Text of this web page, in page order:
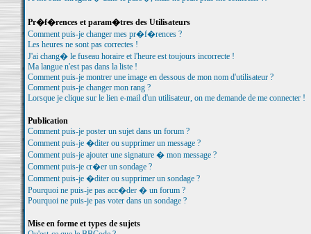
Pr�f�rences et param�tres des Utilisateurs
Comment puis-je changer mes pr�f�rences ?
Les heures ne sont pas correctes !
J'ai chang� le fuseau horaire et l'heure est toujours incorrecte !
Ma langue n'est pas dans la liste !
Comment puis-je montrer une image en dessous de mon nom d'utilisateur ?
Comment puis-je changer mon rang ?
Lorsque je clique sur le lien e-mail d'un utilisateur, on me demande de me connecter !
Publication
Comment puis-je poster un sujet dans un forum ?
Comment puis-je �diter ou supprimer un message ?
Comment puis-je ajouter une signature � mon message ?
Comment puis-je cr�er un sondage ?
Comment puis-je �diter ou supprimer un sondage ?
Pourquoi ne puis-je pas acc�der � un forum ?
Pourquoi ne puis-je pas voter dans un sondage ?
Mise en forme et types de sujets